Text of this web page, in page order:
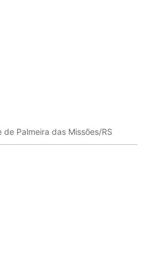
Palmeira das Missões/RS